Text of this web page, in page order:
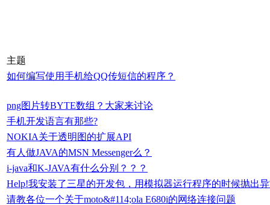
主题
如何编写使用手机给QQ传短信的程序？
png图片转BYTE数组？大家来讨论
手机开发语言有那些?
NOKIA关于透明图的扩展API
有人做JAVA的MSN Messenger么？
i-java和K-JAVA有什么分别？？？
Help!我安装了三星的开发包，用模拟器运行程序的时候抛出
请教各位一个关于moto&#114;ola E680i的网络连接问题